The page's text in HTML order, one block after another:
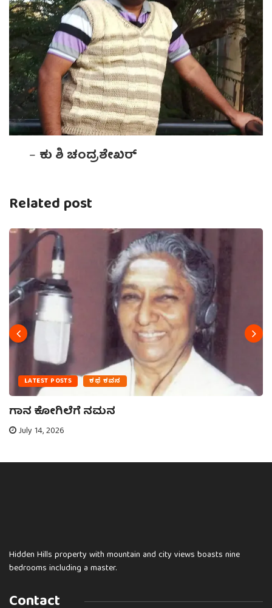
– ಕು ಶಿ ಚಂದ್ರಶೇಖರ್
Related post
LATEST POSTS ಕಥೆ ಕವನ
ಗಾನ ಕೋಗಿಲೆಗೆ ನಮನ
July 14, 2026
Hidden Hills property with mountain and city views boasts nine
bedrooms including a master.
Contact